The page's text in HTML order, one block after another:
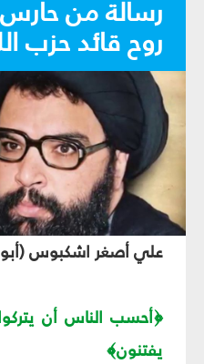
رسالة من حارس
روح قائد حزب
علي أصغر اشكبوس
﴿أحسب الناس أن
يفتنون﴾